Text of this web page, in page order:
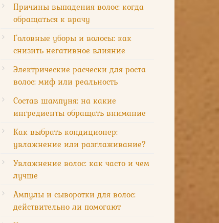
Причины выпадения волос: когда
обращаться к врачу
Головные уборы и волосы: как
снизить негативное влияние
Электрические расчески для роста
волос: миф или реальность
Состав шампуня: на какие
ингредиенты обращать внимание
Как выбрать кондиционер:
увлажнение или разглаживание?
Увлажнение волос: как часто и чем
лучше
Ампулы и сыворотки для волос:
действительно ли помогают